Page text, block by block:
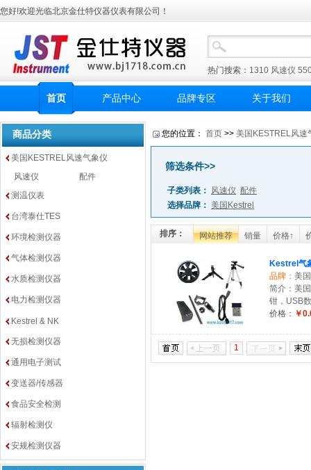
您好!欢迎光临北京金仕特仪器仪表有限公司！
热门搜索： 1310 风速仪
首页 产品中心 品牌专区 关于我们
商品分类
美国KESTREL风速气象仪
风速仪
配件
测温仪表
台湾泰仕TES
环境检测仪器
气体检测仪器
水质检测仪器
电力检测仪器
Kestrel & NK
无损检测仪器
通用电子测试
变送器/传感器
食品安全检测
辐射检测仪
安规检测仪器
您的位置： 首页 >> 美国KESTREL风速
筛选条件>>
子类列表： 风速仪 配件
选择品牌： 美国Kestrel
排序： 网站推荐 销量 价格↑
Kestrel气
品牌： 美
简介：美
钳，USB
价格： ￥
1